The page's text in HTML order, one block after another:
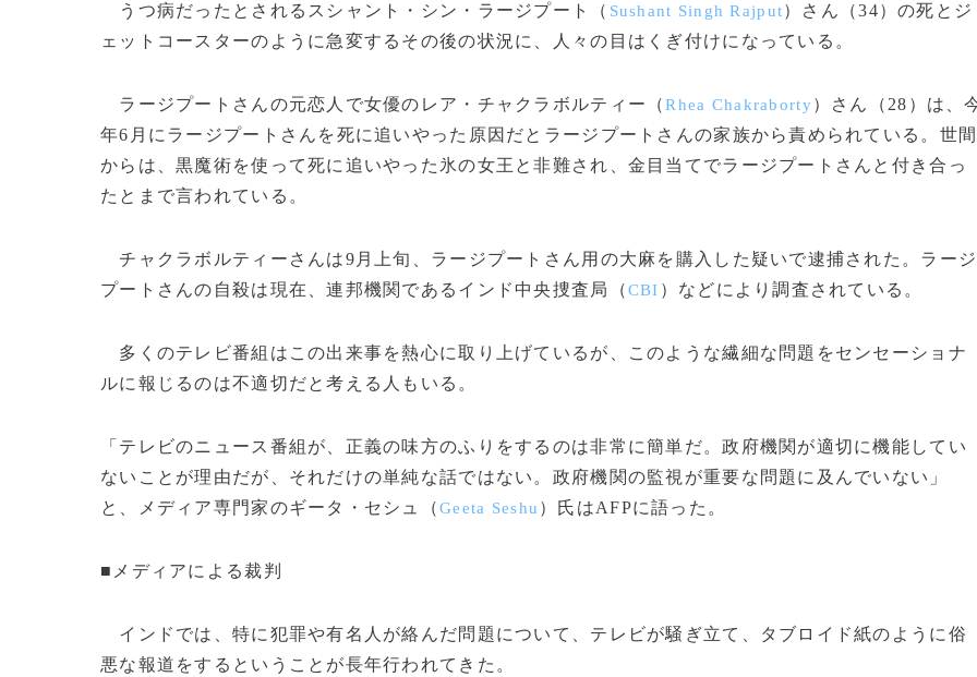
うつ病だったとされるスシャント・シン・ラージプート（ Sushant Singh Rajput）さん（34）の死とジ
ェットコースターのように急変するその後の状況に、人々の目はくぎ付けになっている。
ラージプートさんの元恋人で女優のレア・チャクラボルティー（Rhea Chakraborty）さん（28）は、
年6月にラージプートさんを死に追いやった原因だとラージプートさんの家族から責められている。世間
からは、黒魔術を使って死に追いやった氷の女王と非難され、金目当てでラージプートさんと付き合っ
たとまで言われている。
チャクラボルティーさんは9月上旬、ラージプートさん用の大麻を購入した疑いで逮捕された。ラージ
プートさんの自殺は現在、連邦機関であるインド中央捜査局（CBI ）などにより調査されている。
多くのテレビ番組はこの出来事を熱心に取り上げているが、このような繊細な問題をセンセーショナ
ルに報じるのは不適切だと考える人もいる。
「テレビのニュース番組が、正義の味方のふりをするのは非常に簡単だ。政府機関が適切に機能してい
ないことが理由だが、それだけの単純な話ではない。政府機関の監視が重要な問題に及んでいない」
と、メディア専門家のギータ・セシュ（Geeta Seshu ）氏はAFPに語った。
■メディアによる裁判
インドでは、特に犯罪や有名人が絡んだ問題について、テレビが騒ぎ立て、タブロイド紙のように俗
悪な報道をするということが長年行われてきた。